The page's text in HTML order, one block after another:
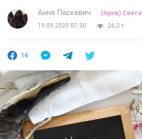
Анна Паскевич
(Архів) Свята
19.09.2020 07:30
26,2 т.
16